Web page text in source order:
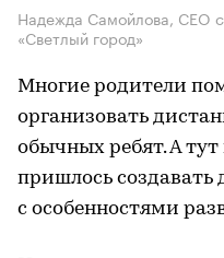
Надежда Самойлова, CEO
«Светлый город»
Многие родители
организовать
обычных ребят. А
пришлось
с особенностями